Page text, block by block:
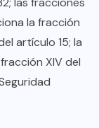
la fracción
artículo 15; la
XIV del